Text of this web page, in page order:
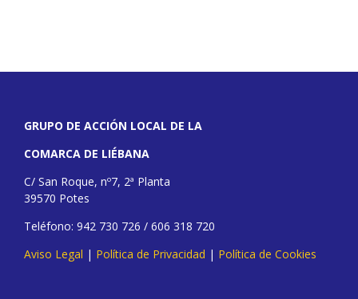
GRUPO DE ACCIÓN LOCAL DE LA
COMARCA DE LIÉBANA
C/ San Roque, nº7, 2ª Planta
39570 Potes
Teléfono: 942 730 726 / 606 318 720
Aviso Legal | Política de Privacidad | Política de Cookies